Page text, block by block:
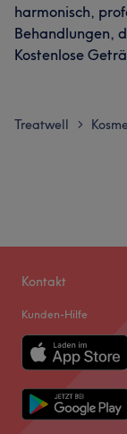
harmonisch,
Behandlungen,
Kostenlose
Treatwell >
Kontakt
Kunden-Hilfe